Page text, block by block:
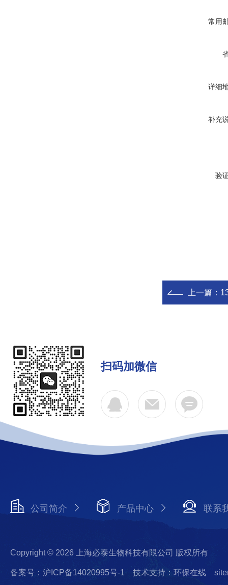
常用
详细
补充
验
上一篇：
扫码加微信
公司简介 产品中心 联系
Copyright © 2026 上海必泰生物科技有限公司 版权所有
备案号：沪ICP备14020995号-1 技术支持：环保在线